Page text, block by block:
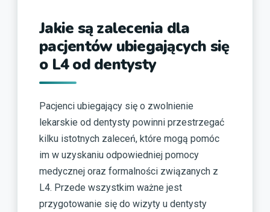
Jakie są zalecenia dla
pacjentów ubiegających się
o L4 od dentysty
Pacjenci ubiegający się o zwolnienie
lekarskie od dentysty powinni przestrzegać
kilku istotnych zaleceń, które mogą pomóc
im w uzyskaniu odpowiedniej pomocy
medycznej oraz formalności związanych z
L4. Przede wszystkim ważne jest
przygotowanie się do wizyty u dentysty